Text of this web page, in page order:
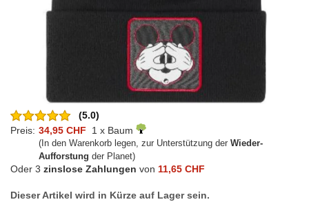
(5.0)
Preis: 34,95 CHF 1 x Baum
(In den Warenkorb legen, zur Unterstützung der Wieder-
Aufforstung der Planet)
Oder 3 zinslose Zahlungen von 11,65 CHF
Dieser Artikel wird in Kürze auf Lager sein.